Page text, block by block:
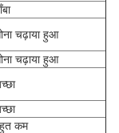
चढ़ाया हुआ
चढ़ाया हुआ
कम